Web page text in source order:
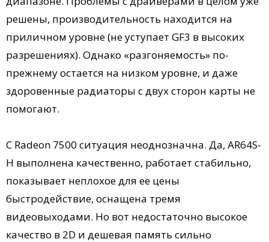
решены, производительность находится на
приличном уровне (не уступает GF3 в высоких
разрешениях). Однако «разгоняемость» по-
прежнему остается на низком уровне, и даже
здоровенные радиаторы с двух сторон карты не
помогают.
С Radeon 7500 ситуация неоднозначна. Да, AR64S-
H выполнена качественно, работает стабильно,
показывает неплохое для ее цены
быстродействие, оснащена тремя
видеовыходами. Но вот недостаточно высокое
качество в 2D и дешевая память сильно